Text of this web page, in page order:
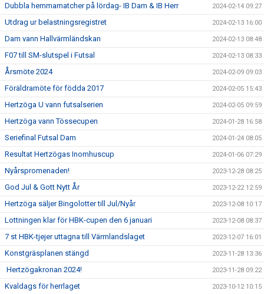
Dubbla hemmamatcher på lördag- IB Dam & IB Herr 2024-02-14 09:27
Utdrag ur belastningsregistret 2024-02-13 16:00
Dam vann Hallvärmländskan 2024-02-13 08:48
F07 till SM-slutspel i Futsal 2024-02-13 08:33
Årsmöte 2024 2024-02-09 09:03
Föräldramöte för födda 2017 2024-02-05 15:43
Hertzöga U vann futsalserien 2024-02-05 09:59
Hertzöga vann Tössecupen 2024-01-28 16:58
Seriefinal Futsal Dam 2024-01-24 08:05
Resultat Hertzögas Inomhuscup 2024-01-06 07:29
Nyårspromenaden! 2023-12-28 08:25
God Jul & Gott Nytt År 2023-12-22 12:59
Hertzöga säljer Bingolotter till Jul/Nyår 2023-12-08 10:17
Lottningen klar för HBK-cupen den 6 januari 2023-12-08 08:37
7 st HBK-tjejer uttagna till Värmlandslaget 2023-12-07 16:01
Konstgräsplanen stängd 2023-11-28 13:36
Hertzögakronan 2024! 2023-11-28 09:22
Kvaldags för herrlaget 2023-10-12 10:15